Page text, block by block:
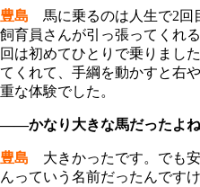
豊島 馬に乗るのは人生で2回
飼育員さんが引っ張ってくれ
回は初めてひとりで乗りまし
てくれて、手綱を動かすと右
重な体験でした。
――かなり大きな馬だったよね
豊島 大きかったです。でも
んっていう名前だったんです